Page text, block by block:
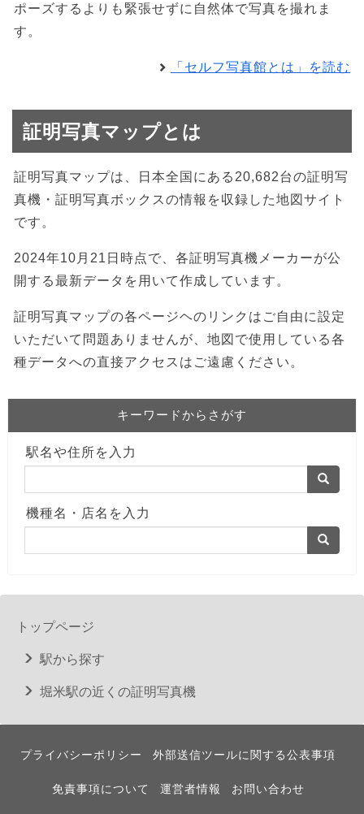
ポーズするよりも緊張せずに自然体で写真を撮れま
す。
「セルフ写真館とは」を読む
証明写真マップとは
証明写真マップは、日本全国にある20,682台の証明写
真機・証明写真ボックスの情報を収録した地図サイト
です。
2024年10月21日時点で、各証明写真機メーカーが公
開する最新データを用いて作成しています。
証明写真マップの各ページヘのリンクはご自由に設定
いただいて問題ありませんが、地図で使用している各
種データへの直接アクセスはご遠慮ください。
キーワードからさがす
駅名や住所を入力
機種名・店名を入力
トップページ
駅から探す
堀米駅の近くの証明写真機
プライバシーポリシー 外部送信ツールに関する公表事項
免責事項について 運営者情報 お問い合わせ